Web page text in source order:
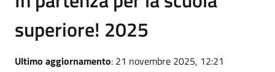
superiore! 2025
Ultimo aggiornamento: 21 novembre 2025, 12:21